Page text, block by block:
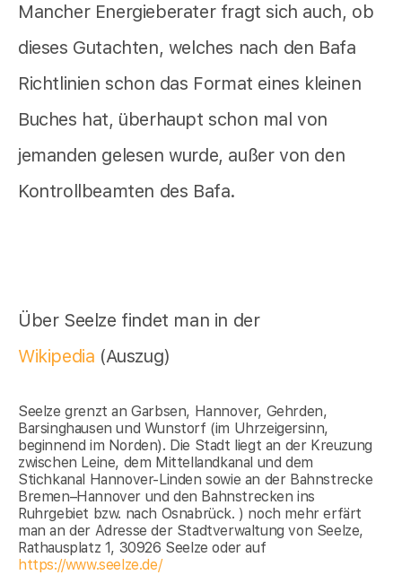
Mancher Energieberater fragt sich auch, ob
dieses Gutachten, welches nach den Bafa
Richtlinien schon das Format eines kleinen
Buches hat, überhaupt schon mal von
jemanden gelesen wurde, außer von den
Kontrollbeamten des Bafa.
Über Seelze findet man in der
Wikipedia (Auszug)
Seelze grenzt an Garbsen, Hannover, Gehrden,
Barsinghausen und Wunstorf (im Uhrzeigersinn,
beginnend im Norden). Die Stadt liegt an der Kreuzung
zwischen Leine, dem Mittellandkanal und dem
Stichkanal Hannover-Linden sowie an der Bahnstrecke
Bremen–Hannover und den Bahnstrecken ins
Ruhrgebiet bzw. nach Osnabrück. ) noch mehr erfärt
man an der Adresse der Stadtverwaltung von Seelze,
Rathausplatz 1, 30926 Seelze oder auf
https://www.seelze.de/